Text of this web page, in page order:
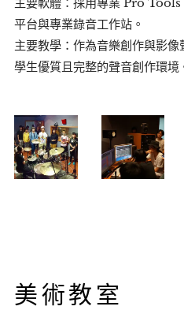
平台與專業錄音工作站。
主要教學：作為音樂創作與影
學生優質且完整的聲音創作環境
美術教室